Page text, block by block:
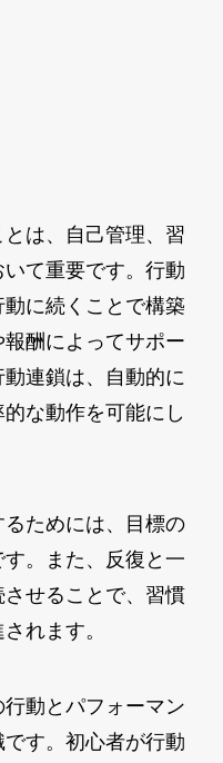
は、自己管理、習
て重要です。行動
に続くことで構築
酬によってサポー
動連鎖は、自動的に
な動作を可能にし
ためには、目標の
。また、反復と一
せることで、習慣
れます。
動とパフォーマン
す。初心者が行動